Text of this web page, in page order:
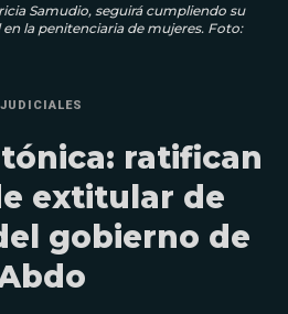
Samudio, seguirá cumpliendo su
la penitenciaria de mujeres. Foto:
JUDICIALES
ratifican
extitular de
gobierno de